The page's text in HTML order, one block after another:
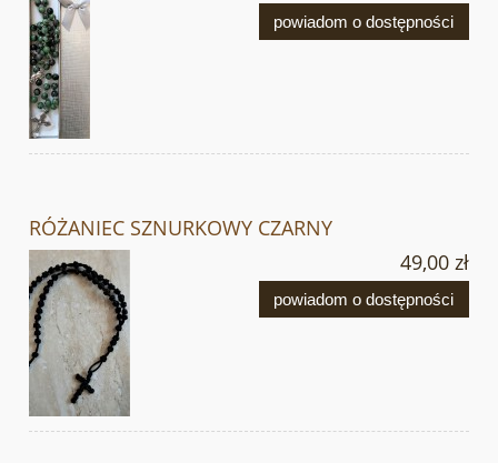
powiadom o dostępności
RÓŻANIEC SZNURKOWY CZARNY
49,00 zł
powiadom o dostępności